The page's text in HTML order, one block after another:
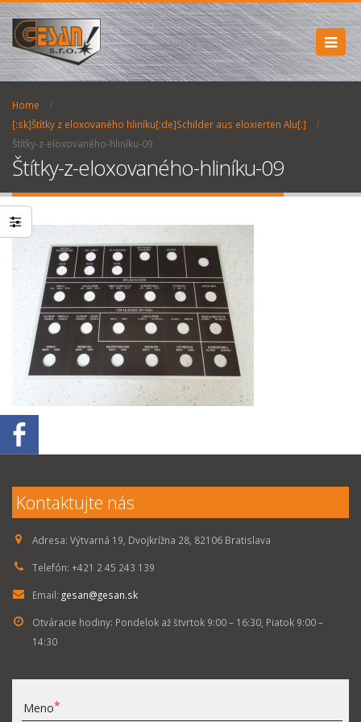
Home
[:sk]Štítky z eloxovaného hliníku[:de]Schilder aus eloxierten Alu[:]
Štítky-z-eloxovaného-hliníku-09
Štítky-z-eloxovaného-hliníku-09
Kontaktujte nás
Adresa: Výtvarná 19, Dvojkrížna 28, 82106 Bratislava
Telefón: +421 2 45 243 139
Email: gesan@gesan.sk
Otváracie hodiny: Pondelok až štvrtok 9:00 – 16:30, Piatok 9:00 –
14:30
Meno